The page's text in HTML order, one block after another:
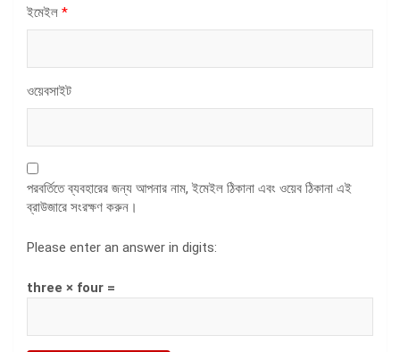
ইমেইল *
ওয়েবসাইট
পরবর্তিতে ব্যবহারের জন্য আপনার নাম, ইমেইল ঠিকানা এবং ওয়েব ঠিকানা এই
ব্রাউজারে সংরক্ষণ করুন।
Please enter an answer in digits:
three × four =